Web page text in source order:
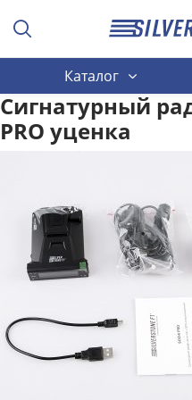
Каталог
Сигнатурный
PRO уценка